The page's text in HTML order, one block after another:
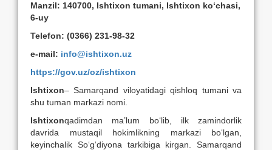
Manzil: 140700, Ishtixon tumani, Ishtixon ko‘chasi,
6-uy
Telefon: (0366) 231-98-32
e-mail: info@ishtixon.uz
https://gov.uz/oz/ishtixon
Ishtixon– Samarqand viloyatidagi qishloq tumani va
shu tuman markazi nomi.
Ishtixonqadimdan ma’lum bo‘lib, ilk zamindorlik
davrida mustaqil hokimlikning markazi bo‘lgan,
keyinchalik So‘g‘diyona tarkibiga kirgan. Samarqand